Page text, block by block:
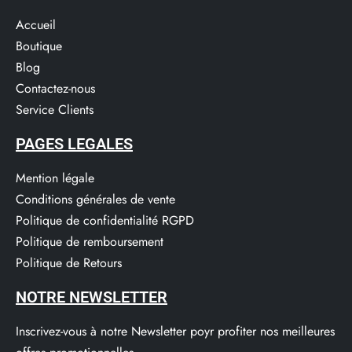
Accueil
Boutique
Blog
Contactez-nous
Service Clients​
PAGES LEGALES
Mention légale
Conditions générales de vente
Politique de confidentialité RGPD
Politique de remboursement
Politique de Retours
NOTRE NEWSLETTER
Inscrivez-vous à notre Newsletter poyr profiter nos meilleures